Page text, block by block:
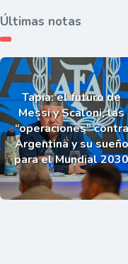
Últimas notas
Tapia: el futuro de
Messi y Scaloni, las
“operaciones” contra
Argentina y su sueño
para el Mundial